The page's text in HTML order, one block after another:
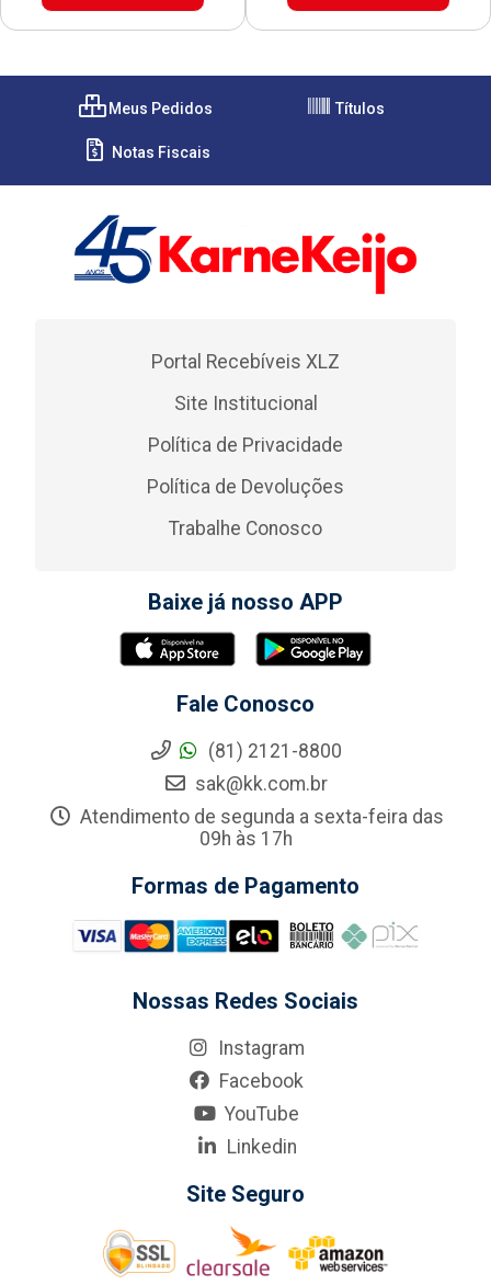
Meus Pedidos Títulos
Notas Fiscais
Portal Recebíveis XLZ
Site Institucional
Política de Privacidade
Política de Devoluções
Trabalhe Conosco
Baixe já nosso APP
Fale Conosco
(81) 2121-8800
sak@kk.com.br
Atendimento de segunda a sexta-feira das
09h às 17h
Formas de Pagamento
Nossas Redes Sociais
Instagram
Facebook
YouTube
Linkedin
Site Seguro